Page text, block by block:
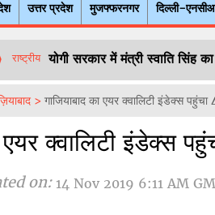
उत्तर प्रदेश मुजफ्फरनगर दिल्ली-
राष्ट्रीय योगी सरकार में मंत्री स्वाति सिंह
> गाजियाबाद का एयर क्वालिटी इंडेक्स
एयर क्वालिटी
on: 14 Nov 2019 6:11 AM